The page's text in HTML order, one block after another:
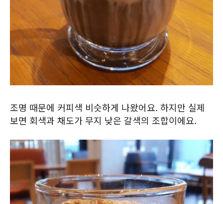
조명 때문에 커피색 비슷하게 나왔어요. 하지만 실제
보면 회색과 채도가 무지 낮은 갈색의 조합이에요.